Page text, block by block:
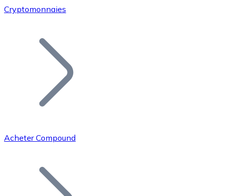
Rejoignez notre réseau de distributeurs et
Ajoutez le token de votre projet à notre service
Bitcoin
Cryptomonnaies
Acheter Compound